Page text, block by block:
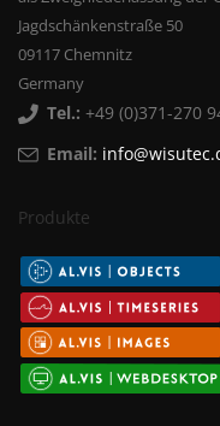
Jagdschänkenstraße 50
09117 Chemnitz
Germany
Tel.: +49 (0)371-270
Email:
Produkte